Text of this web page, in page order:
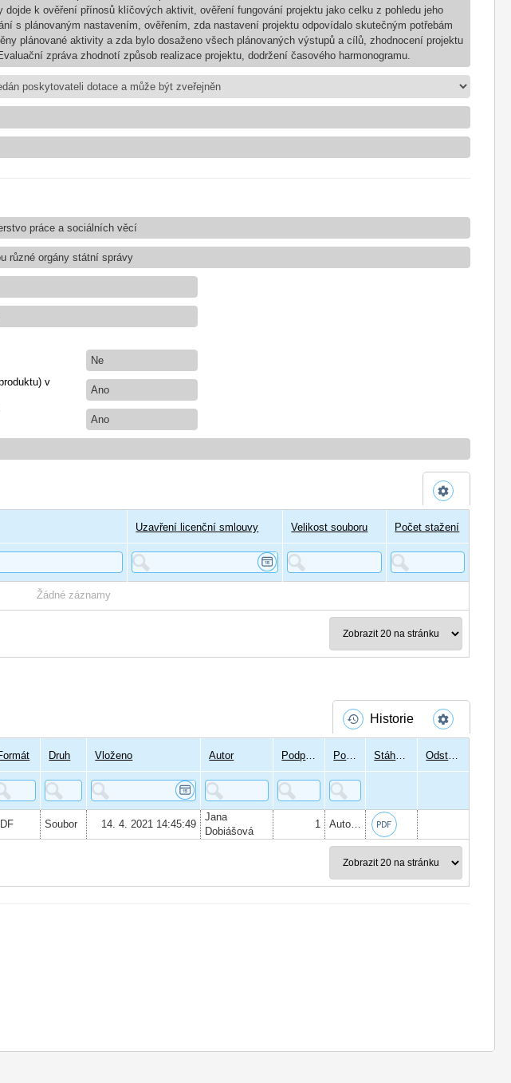
dojde k ověření přínosů klíčových aktivit, ověření fungování projektu jako celku z pohledu jeho
s plánovaným nastavením, ověřením, zda nastavení projektu odpovídalo skutečným potřebám
plánované aktivity a zda bylo dosaženo všech plánovaných výstupů a cílů, zhodnocení projektu
zpráva zhodnotí způsob realizace projektu, dodržení časového harmonogramu.
práce a sociálních věcí
různé orgány státní správy
Ne
v
Ano
Ano
Uzavření licenční smlouvy Velikost souboru Počet stažení
Žádné záznamy
Historie
Druh Vloženo Autor Podpisů Podepsal Stáhnout Odstranit
Soubor 14. 4. 2021 14:45:49
Jana
Dobiášová
1 Autor: Ing. Martin Zeman